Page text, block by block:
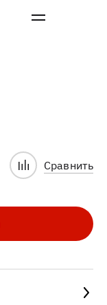
Сравнить